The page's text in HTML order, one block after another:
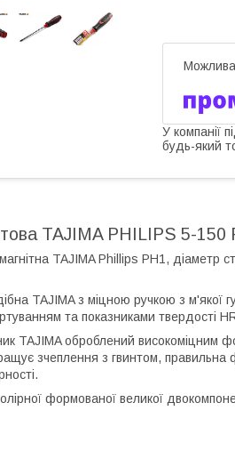
У компанії
будь-який
TAJIMA PHILIPS 5-150
TAJIMA Phillips PH1,
TAJIMA з міцною ручкою з м'якої
та показниками твердості
TAJIMA оброблений
зчеплення з гвинтом,
формованої великої